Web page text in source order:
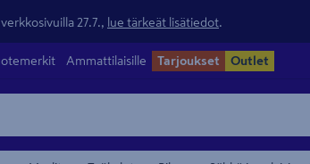
27.7., lue tärkeät lisätiedot
Ammattilaisille Tarjoukset Outlet